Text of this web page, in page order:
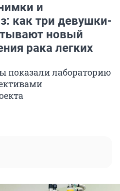
и
как три девушки-
новый
рака легких
показали лабораторию